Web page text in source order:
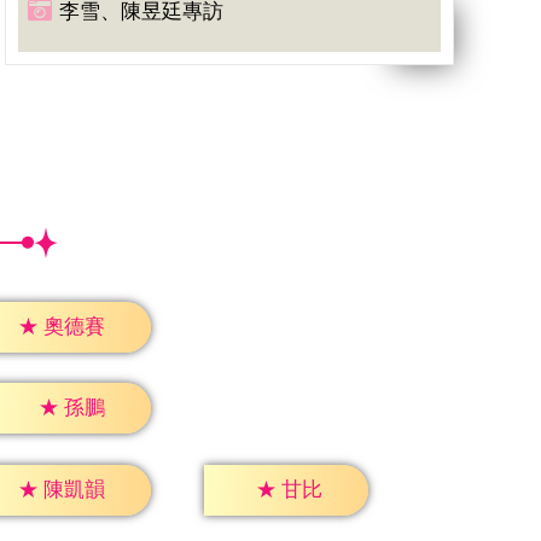
李雪、陳昱廷專訪
★ 奧德賽
★ 孫鵬
★ 陳凱韻 ★ 甘比